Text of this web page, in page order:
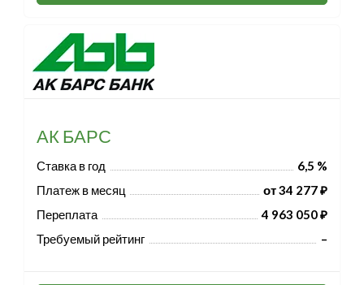
АК БАРС
Ставка в год
6,5 %
Платеж в месяц
от 34 277 ₽
Переплата
4 963 050 ₽
Требуемый рейтинг
–